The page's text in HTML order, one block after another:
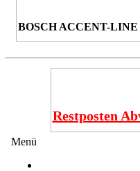
BOSCH ACCENT-
Restposten
Menü